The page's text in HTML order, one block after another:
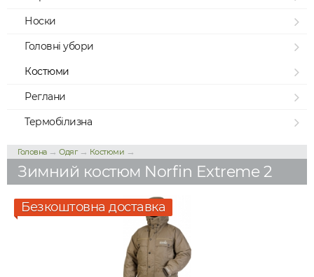
Носки
Головні убори
Костюми
Реглани
Термобілизна
Головна→ Одяг→ Костюми →
Зимний костюм Norfin Extreme 2
Безкоштовна доставка